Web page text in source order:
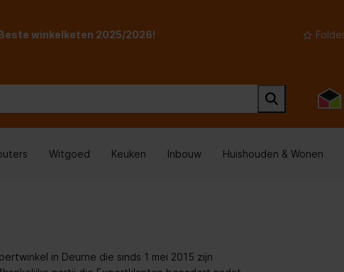
winkelketen 2025/2026!
Witgoed Keuken Inbouw Huishouden & Wonen
in Deurne die sinds 1 mei 2015 zijn